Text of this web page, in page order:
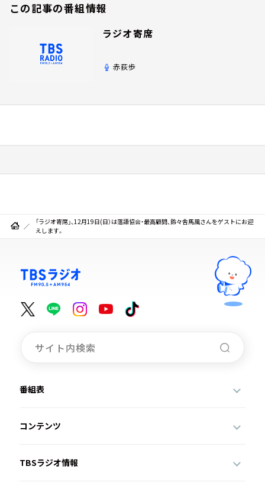
この記事の番組情報
ラジオ寄席
赤荻歩
「ラジオ寄席」、12月19日(日）は落語協会・最高顧問、鈴々舎馬風さんをゲストにお迎
えします。
番組表
コンテンツ
TBSラジオ情報